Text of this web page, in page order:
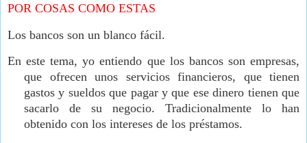
POR COSAS COMO ESTAS
Los bancos son un blanco fácil.
En este tema, yo entiendo que los bancos son empresas,
que ofrecen unos servicios financieros, que tienen
gastos y sueldos que pagar y que ese dinero tienen que
sacarlo de su negocio. Tradicionalmente lo han
obtenido con los intereses de los préstamos.